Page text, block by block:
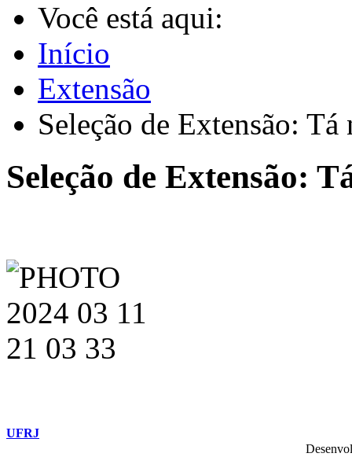
Você está aqui:
Início
Extensão
Seleção de Extensão: Tá
Seleção de Extensão:
UFRJ